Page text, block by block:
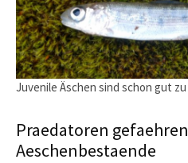
Juvenile Äschen sind schon gut
Praedatoren
Aeschenbestaende